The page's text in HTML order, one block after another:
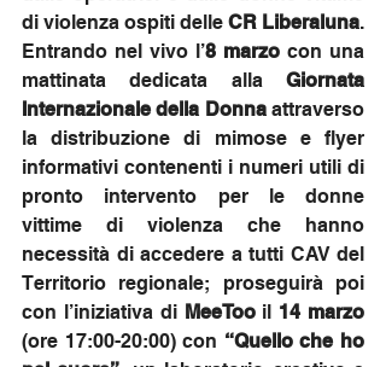
di violenza ospiti delle CR Liberaluna.
Entrando nel vivo l’8 marzo con una
mattinata dedicata alla Giornata
Internazionale della Donna attraverso
la distribuzione di mimose e flyer
informativi contenenti i numeri utili di
pronto intervento per le donne
vittime di violenza che hanno
necessità di accedere a tutti CAV del
Territorio regionale; proseguirà poi
con l’iniziativa di MeeToo il 14 marzo
(ore 17:00-20:00) con “Quello che ho